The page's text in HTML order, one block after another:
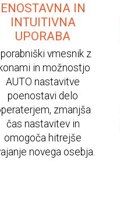
ENOSTAVNA IN
INTUITIVNA
UPORABA
vmesnik z
in možnostjo
AUTO nastavitve
poenostavi delo
zmanjša
čas nastavitev in
omogoča hitrejše
novega osebja.